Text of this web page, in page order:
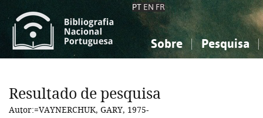
PT EN FR
Sobre Pesquisa
Ciências sociais...
Ciências sociais...
Resultado de pesquisa
Autor:=VAYNERCHUK, GARY, 1975-